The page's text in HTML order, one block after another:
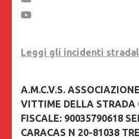
Leggi gli incidenti
A.M.C.V.S.
VITTIME DELLA STRADA
FISCALE: 90035790618
CARACAS N 20-81038